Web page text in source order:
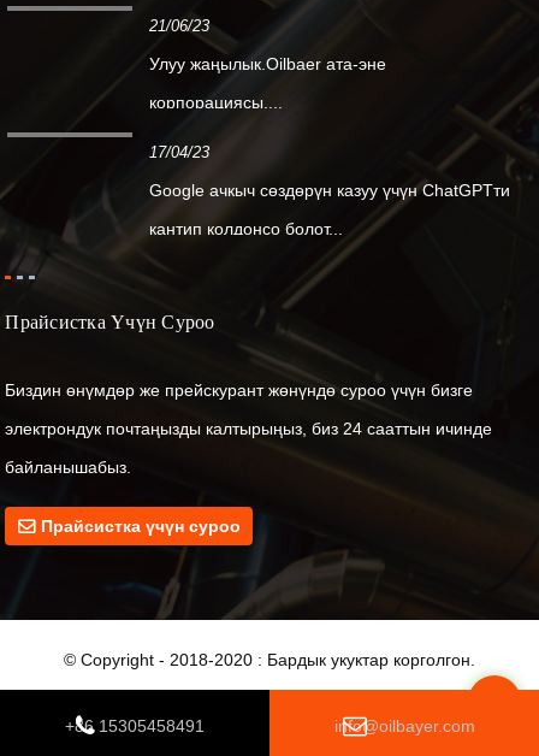
21/06/23
Улуу жаңылык.Oilbaer ата-эне
корпорациясы....
17/04/23
Google ачкыч сөздөрүн казуу үчүн ChatGPTти
кантип колдонсо болот...
Прайсистка Үчүн Суроо
Биздин өнүмдөр же прейскурант жөнүндө суроо үчүн бизге
электрондук почтаңызды калтырыңыз, биз 24 сааттын ичинде
байланышабыз.
Прайсистка үчүн суроо
© Copyright - 2018-2020 : Бардык укуктар корголгон.
+86 15305458491 info@oilbayer.com